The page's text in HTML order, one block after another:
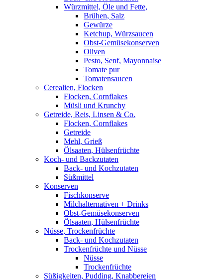
Würzmittel, Öle und Fette,
Brühen, Salz
Gewürze
Ketchup, Würzsaucen
Obst-Gemüsekonserven
Oliven
Pesto, Senf, Mayonnaise
Tomate pur
Tomatensaucen
Cerealien, Flocken
Flocken, Cornflakes
Müsli und Krunchy
Getreide, Reis, Linsen & Co.
Flocken, Cornflakes
Getreide
Mehl, Grieß
Ölsaaten, Hülsenfrüchte
Koch- und Backzutaten
Back- und Kochzutaten
Süßmittel
Konserven
Fischkonserve
Milchalternativen + Drinks
Obst-Gemüsekonserven
Ölsaaten, Hülsenfrüchte
Nüsse, Trockenfrüchte
Back- und Kochzutaten
Trockenfrüchte und Nüsse
Nüsse
Trockenfrüchte
Süßigkeiten, Pudding, Knabbereien